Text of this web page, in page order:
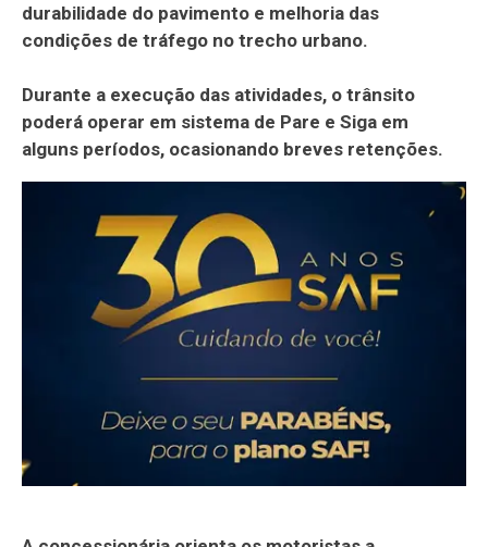
durabilidade do pavimento e melhoria das
condições de tráfego no trecho urbano.
Durante a execução das atividades, o trânsito
poderá operar em sistema de Pare e Siga em
alguns períodos, ocasionando breves retenções.